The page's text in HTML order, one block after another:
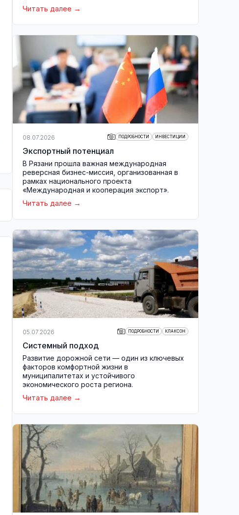
Читать далее
08.07.2026 ПОДРОБНОСТИ ИНВЕСТИЦИИ
Экспортный потенциал
В Рязани прошла важная международная
реверсная бизнес-миссия, организованная в
рамках национального проекта
«Международная и кооперация экспорт».
Читать далее
05.07.2026 ПОДРОБНОСТИ КЛАКСОН
Системный подход
Развитие дорожной сети — один из ключевых
факторов комфортной жизни в
муниципалитетах и устойчивого
экономического роста региона.
Читать далее